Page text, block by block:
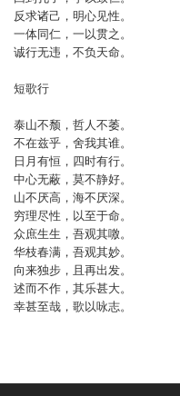
反求诸己，明心见性。
一体同仁，一以贯之。
诚行无违，不负天命。
短歌行
泰山不颓，哲人不萎。
不在兹乎，舍我其谁。
日月有恒，四时有行。
中心无蔽，莫不静好。
山不厌高，海不厌深。
穷理尽性，以至于命。
众庶生生，吾观其噭。
华枝春满，吾观其妙。
向来独步，且再出发。
述而不作，其乐甚大。
幸甚至哉，歌以咏志。